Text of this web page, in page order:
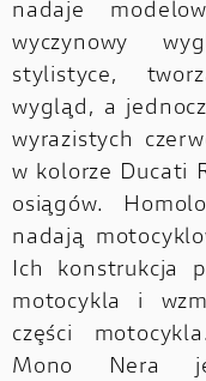
nadaje
wyczynowy
stylistyce,
wygląd, a
wyrazistych
w kolorze Ducati
osiągów.
nadają
Ich konstrukcja
motocykla i
części
Mono Nera